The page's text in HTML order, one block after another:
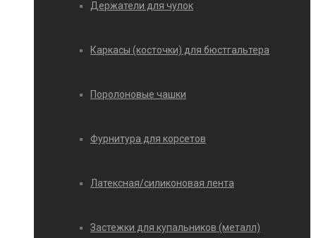
Держатели для чулок
Каркасы (косточки) для бюстгальтера
Поролоновые чашки
Фурнитура для корсетов
Латексная/силиконовая лента
Застежки для купальников (металл)